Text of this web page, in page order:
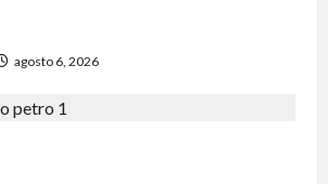
agosto 6, 2026